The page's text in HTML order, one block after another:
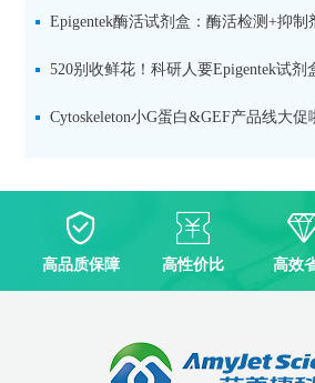
限时一口价，手慢无！
Epigentek酶活试剂盒：酶活检测+抑制
双赋能，下单即赠京东卡
520别收鲜花！科研人要Epigentek试剂
卡！
Cytoskeleton小G蛋白&GEF产品线大促
高品质保障 高性价比 高效